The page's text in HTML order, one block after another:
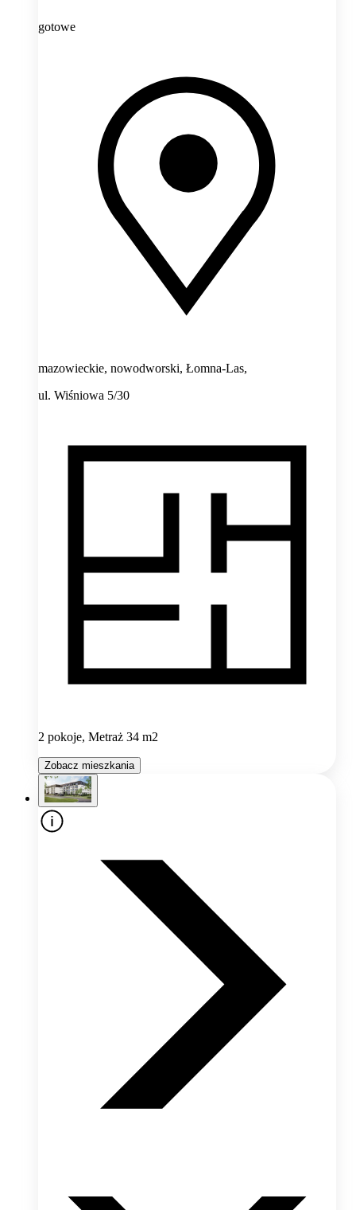
gotowe
mazowieckie, nowodworski, Łomna-Las,
ul. Wiśniowa 5/30
2 pokoje, Metraż 34 m2
Zobacz mieszkania